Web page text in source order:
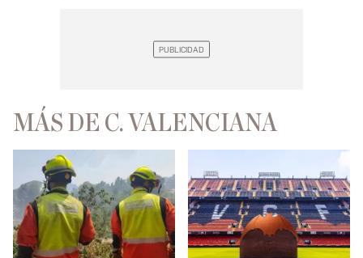
MÁS DE C. VALENCIANA